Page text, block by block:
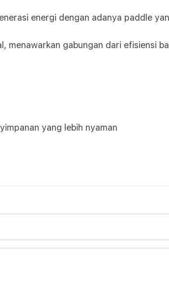
energi dengan adanya paddle
menawarkan gabungan dari efisiensi
yang lebih nyaman